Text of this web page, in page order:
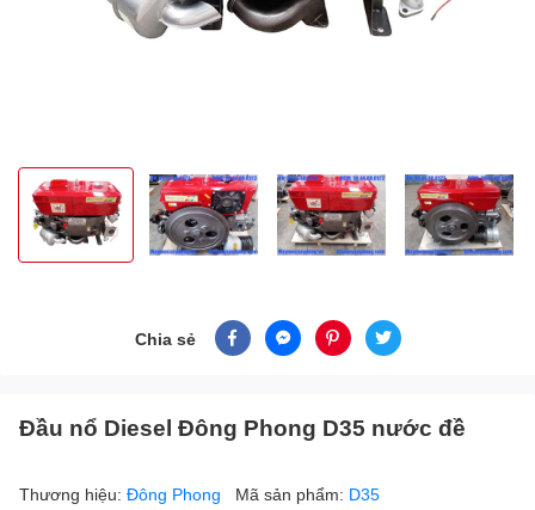
Chia sẻ
Đầu nổ Diesel Đông Phong D35 nước đề
Thương hiệu: Đông Phong Mã sản phẩm: D35